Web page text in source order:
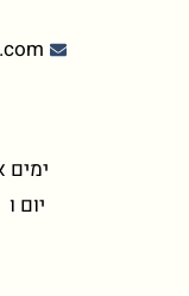
ימים א –
יום ו